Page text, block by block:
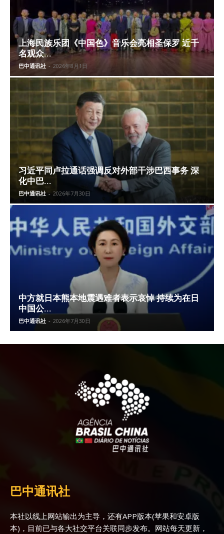
上海民族乐团《中国色》音乐会亮相圣保罗 近千
名观众...
巴中通讯社 - 2026年8月1日
习近平同卢拉通话强调反对外部干涉巴西事务 深
化中巴...
巴中通讯社 - 2026年7月30日
中方就日本熊本地震遇难者表示哀悼 持续为在日
中国公...
巴中通讯社 - 2026年7月30日
巴中通讯社
本社以线上网站输出为主导，还有APP版本(苹果和安卓版
本)，目前已与各大社交平台关联同步发布。网站每天更新，